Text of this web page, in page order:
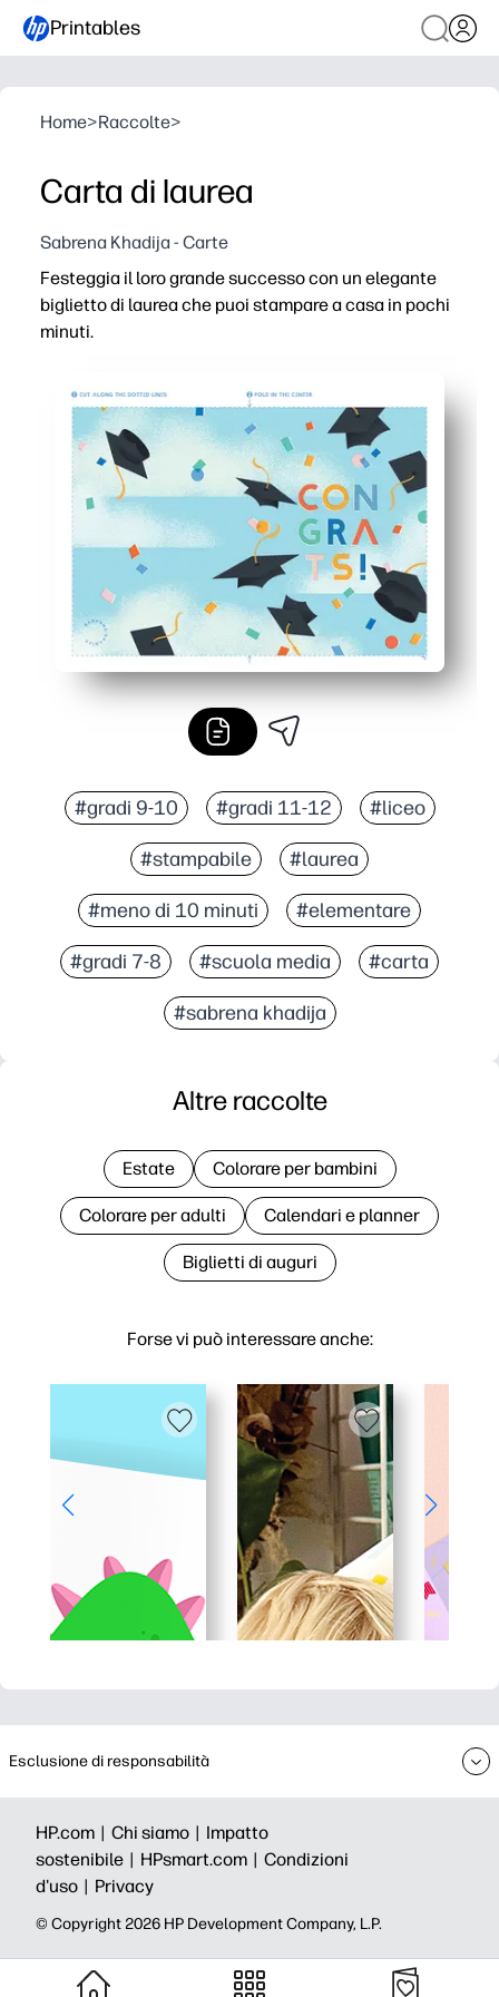
Printables
Home>Raccolte>
Carta di laurea
Sabrena Khadija - Carte
Festeggia il loro grande successo con un elegante
biglietto di laurea che puoi stampare a casa in pochi
minuti.
Design nitido e pronto per le celebrazioni che si
Ampio spazio interno per messaggi sinceri, firme di
Perfetto per congratulazioni dell'ultimo minuto:
#gradi 9-10 #gradi 11-12 #liceo
#stampabile #laurea
#meno di 10 minuti #elementare
#gradi 7-8 #scuola media #carta
#sabrena khadija
Forse vi può interessare anche:
Altre raccolte
Estate Colorare per bambini
Colorare per adulti Calendari e planner
Biglietti di auguri
Esclusione di responsabilità
HP.com | Chi siamo | Impatto
sostenibile | HPsmart.com | Condizioni
d'uso | Privacy
© Copyright 2026 HP Development Company, L.P.